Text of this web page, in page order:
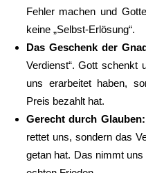
Fehler machen und
keine „Selbst-Erlösung“.
Das Geschenk der
Verdienst“. Gott schenkt
uns erarbeitet haben,
Preis bezahlt hat.
Gerecht durch Glauben:
rettet uns, sondern das
getan hat. Das nimmt